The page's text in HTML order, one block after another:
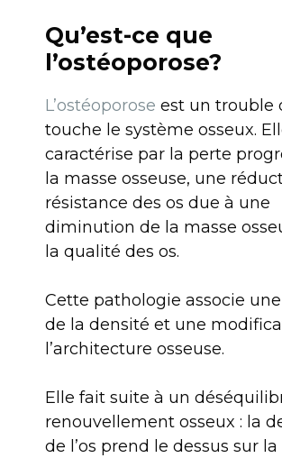
Qu’est-ce que
l’ostéoporose?
L’ostéoporose est un trouble
touche le système osseux.
caractérise par la perte
la masse osseuse, une
résistance des os due à une
diminution de la masse
la qualité des os.
Cette pathologie associe
de la densité et une
l’architecture osseuse.
Elle fait suite à un
renouvellement osseux : la
de l’os prend le dessus sur la